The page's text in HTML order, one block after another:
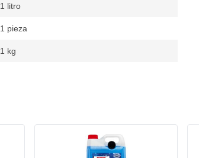
1 litro
1 pieza
1 kg